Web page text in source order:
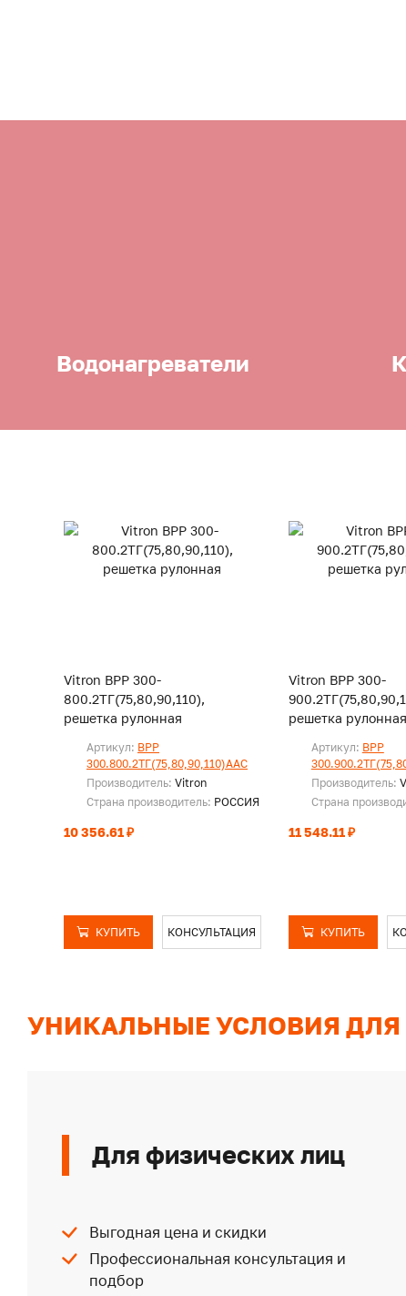
Водонагреватели
Vitron ВРР 300-
800.2ТГ(75,80,90,110),
решетка рулонная
Артикул: ВРР
300.800.2ТГ(75,80,90,110)ААС
Производитель: Vitron
Страна производитель: РОССИЯ
10 356.61 ₽
КУПИТЬ КОНСУЛЬТАЦИЯ
Vitron ВРР 300-
решетка рулонная
Артикул: ВРР
Производитель:
Страна
11 548.11 ₽
КУПИТЬ
УНИКАЛЬНЫЕ УСЛОВИЯ
Для физических лиц
Выгодная цена и скидки
Профессиональная консультация и
подбор